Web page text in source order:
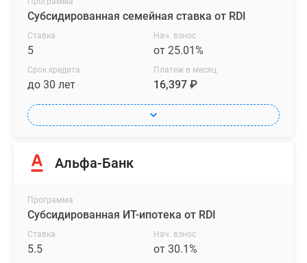
Субсидированная семейная ставка от RDI
Ставка
5
Нач. взнос
от 25.01%
Срок кредита
до 30 лет
Платеж в месяц
16,397 ₽
Альфа-Банк
Программа
Субсидированная ИТ-ипотека от RDI
Ставка
5.5
Нач. взнос
от 30.1%